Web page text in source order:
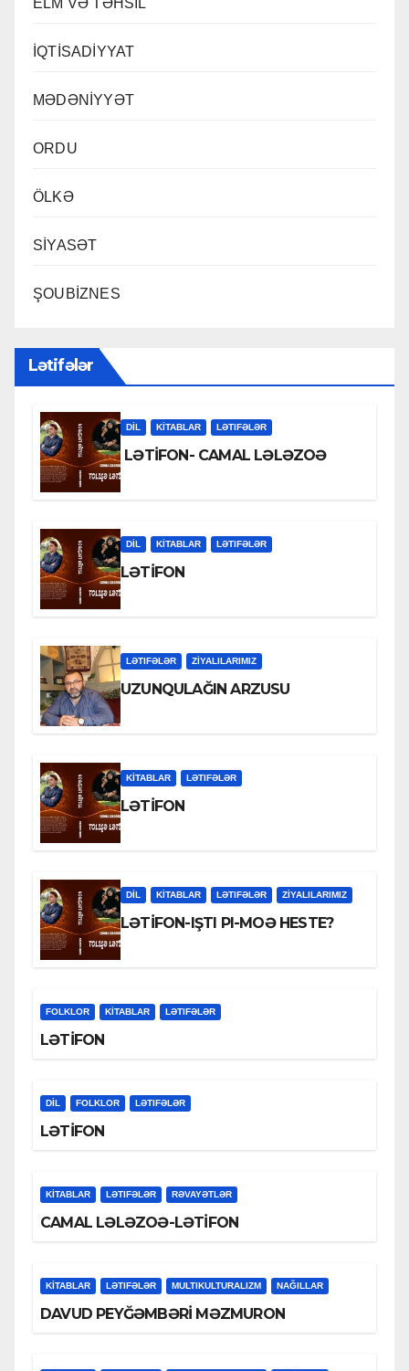
ELM VƏ TƏHSİL
İQTİSADİYYAT
MƏDƏNİYYƏT
ORDU
ÖLKƏ
SİYASƏT
ŞOUBİZNES
Lətifələr
DİL KİTABLAR LƏTIFƏLƏR
LƏTİFON- CAMAL LƏLƏZOƏ
DİL KİTABLAR LƏTIFƏLƏR
LƏTİFON
LƏTIFƏLƏR ZİYALILARIMIZ
UZUNQULAĞIN ARZUSU
KİTABLAR LƏTIFƏLƏR
LƏTİFON
DİL KİTABLAR LƏTIFƏLƏR ZİYALILARIMIZ
LƏTİFON-IŞTI PI-MOƏ HESTE?
FOLKLOR KİTABLAR LƏTIFƏLƏR
LƏTİFON
DİL FOLKLOR LƏTIFƏLƏR
LƏTİFON
KİTABLAR LƏTIFƏLƏR RƏVAYƏTLƏR
CAMAL LƏLƏZOƏ-LƏTİFON
KİTABLAR LƏTIFƏLƏR MULTIKULTURALIZM NAĞILLAR
DAVUD PEYĞƏMBƏRİ MƏZMURON